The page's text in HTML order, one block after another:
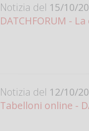
Notizia del 15/10/
DATCHFORUM -
Notizia del 12/10/
Tabelloni online -